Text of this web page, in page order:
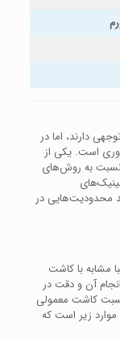
دارند، اما در
است. یکی از
نسبت به روش‌های
محدودیت‌هایی در
مشابه با کاشت
آن و دقت در
نسبت کاشت معمولی
زیر است که